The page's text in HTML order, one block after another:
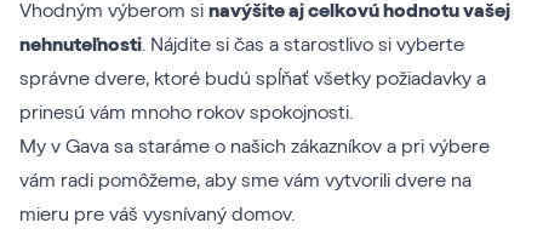
Vhodným výberom si navýšite aj celkovú hodnotu vašej
nehnuteľnosti. Nájdite si čas a starostlivo si vyberte
správne dvere, ktoré budú spĺňať všetky požiadavky a
prinesú vám mnoho rokov spokojnosti.
My v Gava sa staráme o našich zákazníkov a pri výbere
vám radi pomôžeme, aby sme vám vytvorili dvere na
mieru pre váš vysnívaný domov.